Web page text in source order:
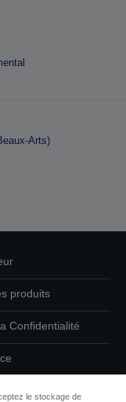
Arts)
produits
Confidentialité
le stockage de